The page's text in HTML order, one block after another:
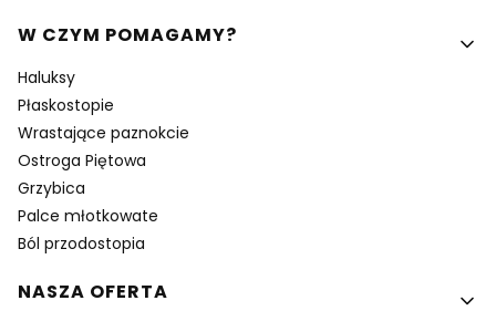
W CZYM POMAGAMY?
Haluksy
Płaskostopie
Wrastające paznokcie
Ostroga Piętowa
Grzybica
Palce młotkowate
Ból przodostopia
NASZA OFERTA